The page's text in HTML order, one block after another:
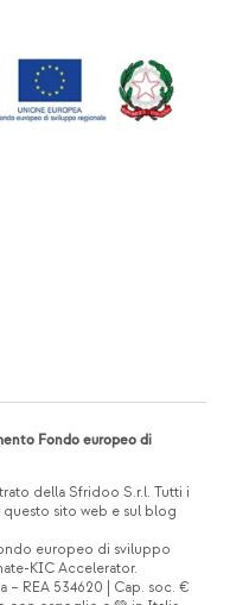
Fondo europeo di
della Sfridoo S.r.l. Tutti i
sito web e sul blog
europeo di sviluppo
KIC Accelerator.
– REA 534620 | Cap. soc. €